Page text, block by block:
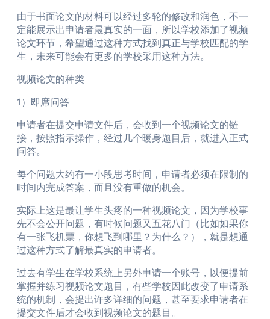
由于书面论文的材料可以经过多轮的修改和润色，不一
定能展示出申请者最真实的一面，所以学校添加了视频
论文环节，希望通过这种方式找到真正与学校匹配的学
生，未来可能会有更多的学校采用这种方法。
视频论文的种类
1）即席问答
申请者在提交申请文件后，会收到一个视频论文的链
接，按照指示操作，经过几个暖身题目后，就进入正式
问答。
每个问题大约有一小段思考时间，申请者必须在限制的
时间内完成答案，而且没有重做的机会。
实际上这是最让学生头疼的一种视频论文，因为学校事
先不会公开问题，有时候问题又五花八门（比如如果你
有一张飞机票，你想飞到哪里？为什么？），就是想通
过这种方式了解最真实的申请者。
过去有学生在学校系统上另外申请一个账号，以便提前
掌握并练习视频论文题目，有些学校因此改变了申请系
统的机制，会提出许多详细的问题，甚至要求申请者在
提交文件后才会收到视频论文的题目。